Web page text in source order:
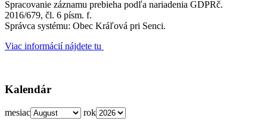
Spracovanie záznamu prebieha podľa nariadenia GDPRč.
2016/679, čl. 6 písm. f.
Správca systému: Obec Kráľová pri Senci.
Viac informácií nájdete tu
Kalendár
mesiac rok